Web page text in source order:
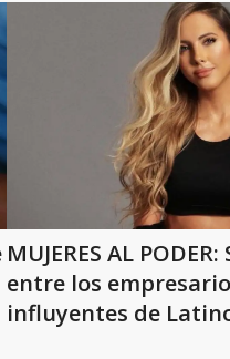
MUJERES AL
entre los
influyentes de